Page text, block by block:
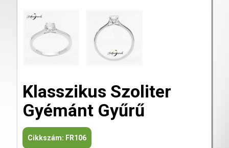
Klasszikus Szoliter
Gyémánt Gyűrű
Cikkszám: FR106